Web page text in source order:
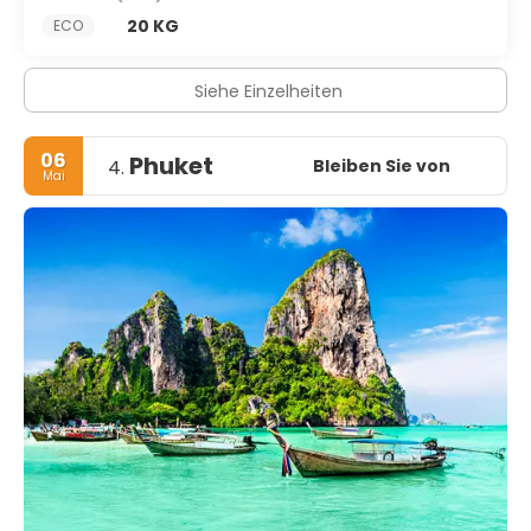
ECO
20 KG
Siehe Einzelheiten
06
Mai 4. Phuket Bleiben Sie von